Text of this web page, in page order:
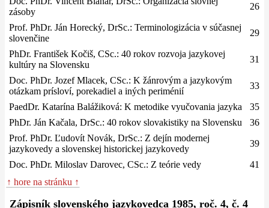
zásoby
26
Prof. PhDr. Ján Horecký, DrSc.: Terminologizácia v súčasnej
slovenčine
29
PhDr. František Kočiš, CSc.: 40 rokov rozvoja jazykovej
kultúry na Slovensku
31
Doc. PhDr. Jozef Mlacek, CSc.: K žánrovým a jazykovým
otázkam prísloví, porekadiel a iných periménií
33
PaedDr. Katarína Balážiková: K metodike vyučovania jazyka
35
PhDr. Ján Kačala, DrSc.: 40 rokov slovakistiky na Slovensku
36
Prof. PhDr. Ľudovít Novák, DrSc.: Z dejín modernej
jazykovedy a slovenskej historickej jazykovedy
39
Doc. PhDr. Miloslav Darovec, CSc.: Z teórie vedy
41
↑ hore na stránku ↑
Zápisník slovenského jazykovedca 1985, roč. 4, č. 4